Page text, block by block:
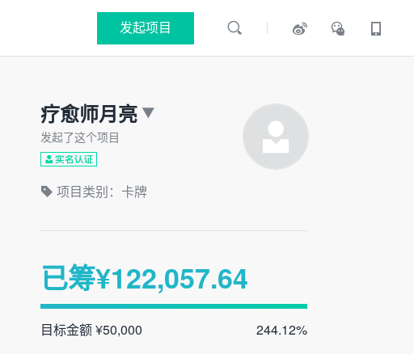
发起项目
疗愈师月亮
发起了这个项目
项目类别：卡牌
已筹¥122,057.64
目标金额 ¥50,000 244.12%